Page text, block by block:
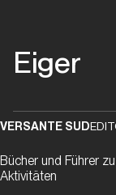
riprovarci
Tra
cielo
Storia
Moderna
Eiger
VERSANTE SUD
Bücher und Führer
Aktivitäten